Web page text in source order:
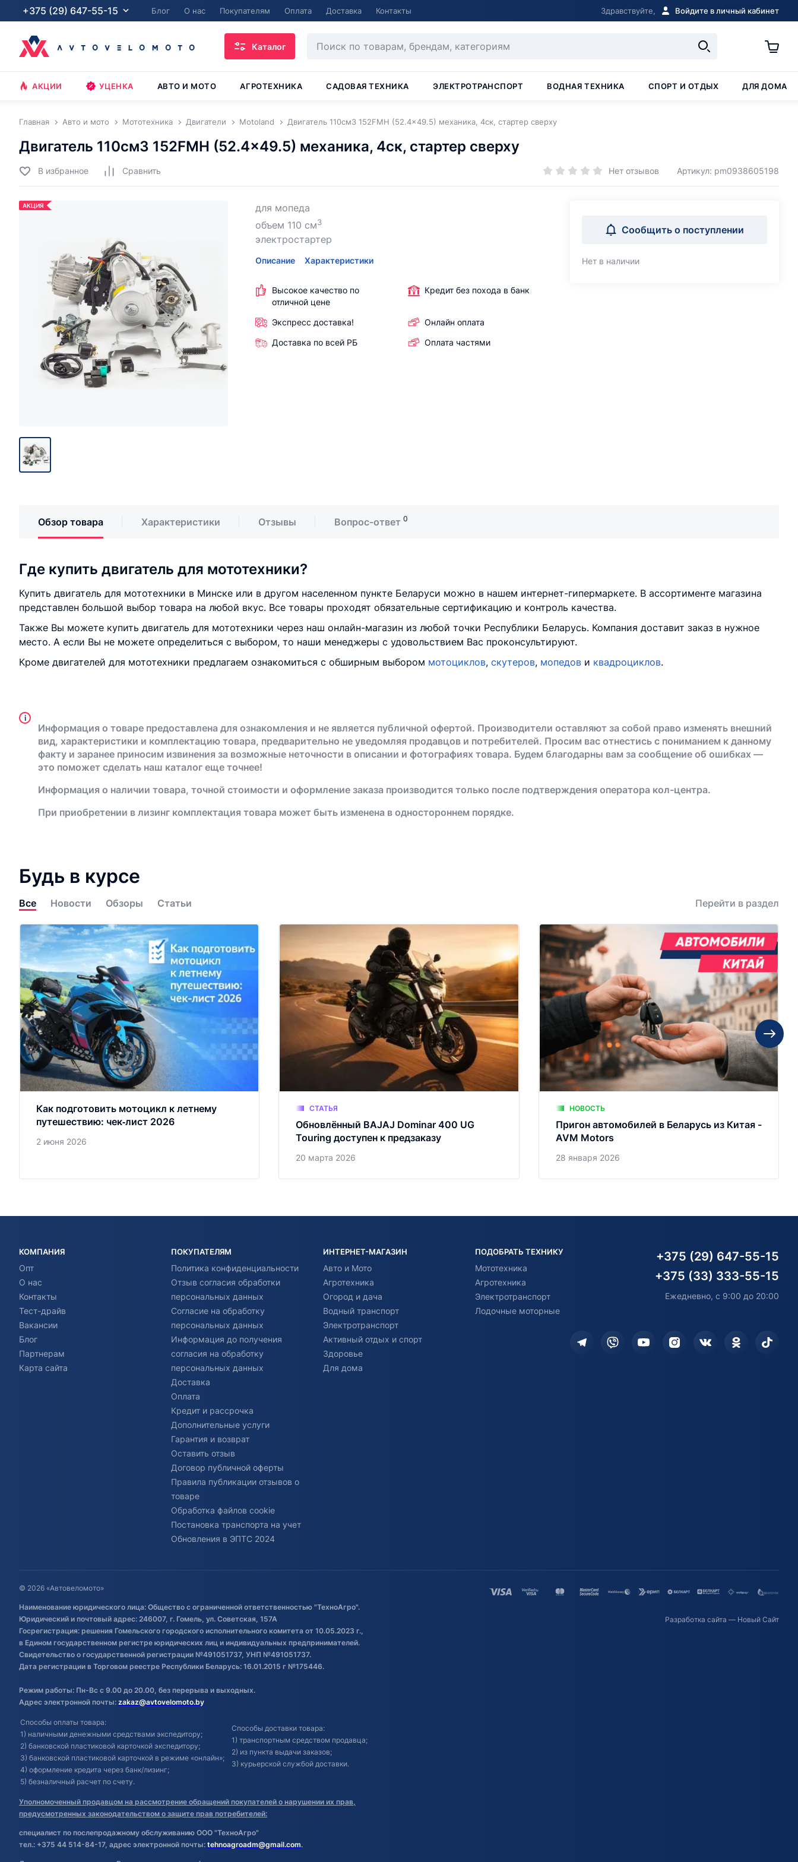
+375 (29) 647-55-15 Блог О нас Покупателям Оплата Доставка Контакты Здравствуйте, Войдите в личный кабинет
Каталог
АКЦИИ УЦЕНКА АВТО И МОТО АГРОТЕХНИКА САДОВАЯ ТЕХНИКА ЭЛЕКТРОТРАНСПОРТ ВОДНАЯ ТЕХНИКА СПОРТ И ОТДЫХ ДЛЯ ДОМА
Главная Авто и мото Мототехника Двигатели Motoland Двигатель 110см3 152FMH (52.4x49.5) механика, 4ск, стартер сверху
Двигатель 110см3 152FMH (52.4x49.5) механика, 4ск, стартер сверху
В избранное Cравнить Нет отзывов Артикул: pm0938605198
АКЦИЯ
для мопеда
объем 110 см3
электростартер
Описание Характеристики
Высокое качество по
отличной цене
Кредит без похода в банк
Экспресс доставка!
Онлайн оплата
Доставка по всей РБ
Оплата частями
Сообщить о поступлении
Нет в наличии
Обзор товара Характеристики Отзывы Вопрос-ответ 0
Где купить двигатель для мототехники?
Купить двигатель для мототехники в Минске или в другом населенном пункте Беларуси можно в нашем интернет-гипермаркете. В ассортименте магазина
представлен большой выбор товара на любой вкус. Все товары проходят обязательные сертификацию и контроль качества.
Также Вы можете купить двигатель для мототехники через наш онлайн-магазин из любой точки Республики Беларусь. Компания доставит заказ в нужное
место. А если Вы не можете определиться с выбором, то наши менеджеры с удовольствием Вас проконсультируют.
Кроме двигателей для мототехники предлагаем ознакомиться с обширным выбором мотоциклов, скутеров, мопедов и квадроциклов.
i
Информация о товаре предоставлена для ознакомления и не является публичной офертой. Производители оставляют за собой право изменять внешний
вид, характеристики и комплектацию товара, предварительно не уведомляя продавцов и потребителей. Просим вас отнестись с пониманием к данному
факту и заранее приносим извинения за возможные неточности в описании и фотографиях товара. Будем благодарны вам за сообщение об ошибках —
это поможет сделать наш каталог еще точнее!
Информация о наличии товара, точной стоимости и оформление заказа производится только после подтверждения оператора кол-центра.
При приобретении в лизинг комплектация товара может быть изменена в одностороннем порядке.
Будь в курсе
Все Новости Обзоры Статьи Перейти в раздел
Как подготовить мотоцикл к летнему
путешествию: чек‑лист 2026
2 июня 2026
СТАТЬЯ
Обновлённый BAJAJ Dominar 400 UG
Touring доступен к предзаказу
20 марта 2026
НОВОСТЬ
Пригон автомобилей в Беларусь из Китая -
AVM Motors
28 января 2026
КОМПАНИЯ
Опт
О нас
Контакты
Тест-драйв
Вакансии
Блог
Партнерам
Карта сайта
ПОКУПАТЕЛЯМ
Политика конфиденциальности
Отзыв согласия обработки
персональных данных
Согласие на обработку
персональных данных
Информация до получения
согласия на обработку
персональных данных
Доставка
Оплата
Кредит и рассрочка
Дополнительные услуги
Гарантия и возврат
Оставить отзыв
Договор публичной оферты
Правила публикации отзывов о
товаре
Обработка файлов cookie
Постановка транспорта на учет
Обновления в ЭПТС 2024
ИНТЕРНЕТ-МАГАЗИН
Авто и Мото
Агротехника
Огород и дача
Водный транспорт
Электротранспорт
Активный отдых и спорт
Здоровье
Для дома
ПОДОБРАТЬ ТЕХНИКУ
Мототехника
Агротехника
Электротранспорт
Лодочные моторные
+375 (29) 647-55-15
+375 (33) 333-55-15
Ежедневно, с 9:00 до 20:00
© 2026 «Автовеломото»
Наименование юридического лица: Общество с ограниченной ответственностью "ТехноАгро".
Юридический и почтовый адрес: 246007, г. Гомель, ул. Советская, 157А
Госрегистрация: решения Гомельского городского исполнительного комитета от 10.05.2023 г.,
в Едином государственном регистре юридических лиц и индивидуальных предпринимателей.
Свидетельство о государственной регистрации №491051737, УНП №491051737.
Дата регистрации в Торговом реестре Республики Беларусь: 16.01.2015 г №175446.
Режим работы: Пн-Вс с 9.00 до 20.00, без перерыва и выходных.
Адрес электронной почты: zakaz@avtovelomoto.by
Способы оплаты товара:
1) наличными денежными средствами экспедитору;
2) банковской пластиковой карточкой экспедитору;
3) банковской пластиковой карточкой в режиме «онлайн»;
4) оформление кредита через банк/лизинг;
5) безналичный расчет по счету.
Способы доставки товара:
1) транспортным средством продавца;
2) из пункта выдачи заказов;
3) курьерской службой доставки.
Уполномоченный продавцом на рассмотрение обращений покупателей о нарушении их прав,
предусмотренных законодательством о защите прав потребителей:
специалист по послепродажному обслуживанию ООО "ТехноАгро"
тел.: +375 44 514-84-17, адрес электронной почты: tehnoagroadm@gmail.com.
Разработка сайта — Новый Сайт